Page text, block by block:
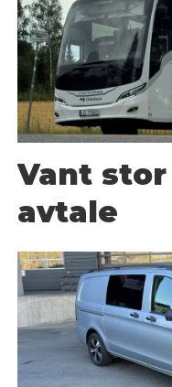
Vant
avtale